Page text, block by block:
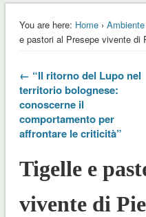
You are here: Home›
e pastori al Presepe vivente di
← “Il ritorno del Lupo nel
territorio bolognese:
conoscerne il
comportamento per
affrontare le criticità”
Tigelle e
vivente di